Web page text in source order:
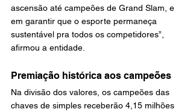
ascensão até campeões de Grand Slam, e
em garantir que o esporte permaneça
sustentável pra todos os competidores”,
afirmou a entidade.
Premiação histórica aos campeões
Na divisão dos valores, os campeões das
chaves de simples receberão 4,15 milhões